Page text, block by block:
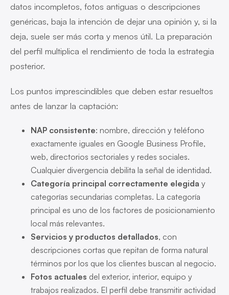
datos incompletos, fotos antiguas o descripciones
genéricas, baja la intención de dejar una opinión y, si la
deja, suele ser más corta y menos útil. La preparación
del perfil multiplica el rendimiento de toda la estrategia
posterior.
Los puntos imprescindibles que deben estar resueltos
antes de lanzar la captación:
NAP consistente: nombre, dirección y teléfono
exactamente iguales en Google Business Profile,
web, directorios sectoriales y redes sociales.
Cualquier divergencia debilita la señal de identidad.
Categoría principal correctamente elegida y
categorías secundarias completas. La categoría
principal es uno de los factores de posicionamiento
local más relevantes.
Servicios y productos detallados, con
descripciones cortas que repitan de forma natural
términos por los que los clientes buscan al negocio.
Fotos actuales del exterior, interior, equipo y
trabajos realizados. El perfil debe transmitir actividad